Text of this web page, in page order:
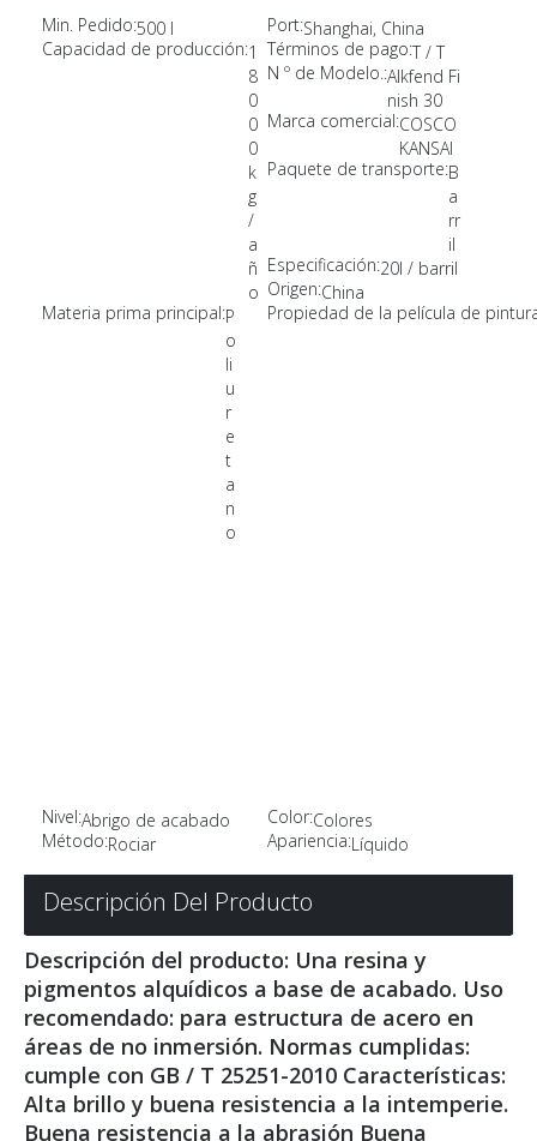
Min. Pedido:500 l Port:Shanghai, China
Capacidad de producción:1
8
0
0
0
k
g
/
a
ñ
o
Términos de pago:T / T
N º de Modelo.:Alkfend Fi
nish 30
Marca comercial:COSCO
KANSAI
Paquete de transporte:B
a
rr
il
Especificación:20l / barril
Origen:China
Materia prima principal:P
o
li
u
r
e
t
a
n
o
Propiedad de la película de
Nivel:Abrigo de acabado Color:Colores
Método:Rociar Apariencia:Líquido
Descripción Del Producto
Descripción del producto: Una resina y
pigmentos alquídicos a base de acabado. Uso
recomendado: para estructura de acero en
áreas de no inmersión. Normas cumplidas:
cumple con GB / T 25251-2010 Características:
Alta brillo y buena resistencia a la intemperie.
Buena resistencia a la abrasión Buena